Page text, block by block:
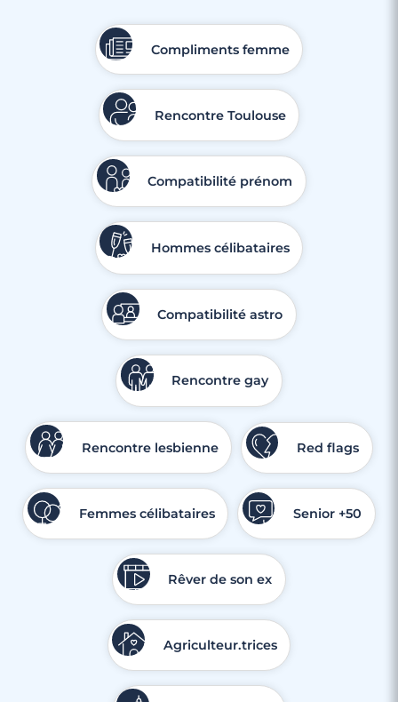
Compliments femme
Rencontre Toulouse
Compatibilité prénom
Hommes célibataires
Compatibilité astro
Rencontre gay
Rencontre lesbienne Red flags
Femmes célibataires Senior +50
Rêver de son ex
Agriculteur.trices